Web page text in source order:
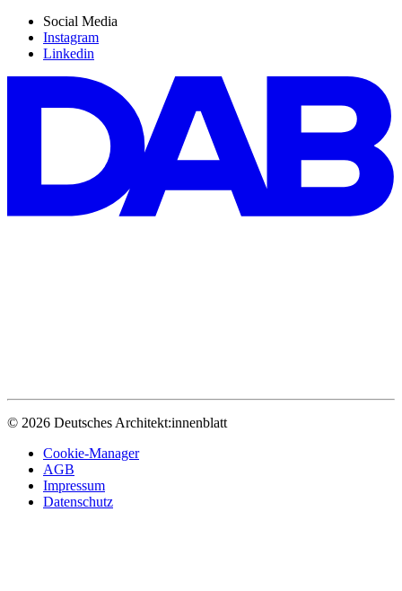
Social Media
Instagram
Linkedin
© 2026 Deutsches Architekt:innenblatt
Cookie-Manager
AGB
Impressum
Datenschutz